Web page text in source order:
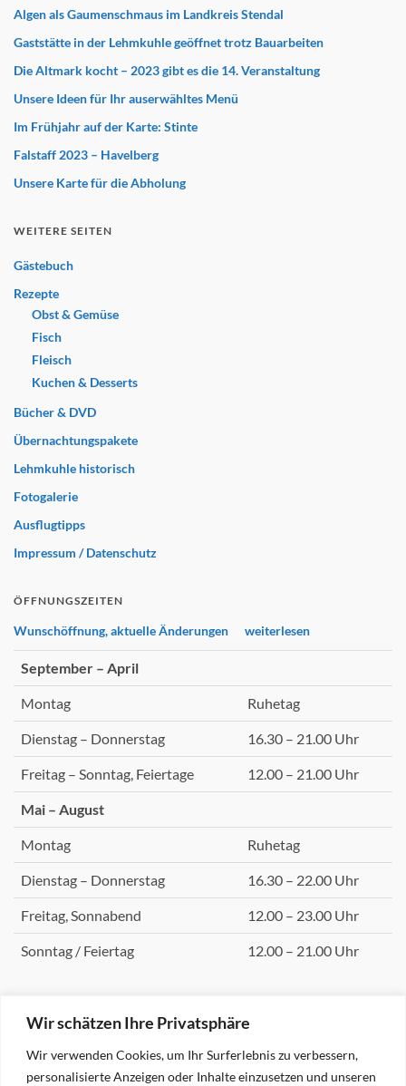
Wir schätzen Ihre Privatsphäre
Wir verwenden Cookies, um Ihr Surferlebnis zu verbessern,
personalisierte Anzeigen oder Inhalte einzusetzen und unseren
Algen als Gaumenschmaus im Landkreis Stendal
Gaststätte in der Lehmkuhle geöffnet trotz Bauarbeiten
Die Altmark kocht – 2023 gibt es die 14. Veranstaltung
Unsere Ideen für Ihr auserwähltes Menü
Im Frühjahr auf der Karte: Stinte
Falstaff 2023 – Havelberg
Unsere Karte für die Abholung
WEITERE SEITEN
Gästebuch
Rezepte
Obst & Gemüse
Fisch
Fleisch
Kuchen & Desserts
Bücher & DVD
Übernachtungspakete
Lehmkuhle historisch
Fotogalerie
Ausflugtipps
Impressum / Datenschutz
ÖFFNUNGSZEITEN
Wunschöffnung, aktuelle Änderungen weiterlesen
September – April
Montag Ruhetag
Dienstag – Donnerstag 16.30 – 21.00 Uhr
Freitag – Sonntag, Feiertage 12.00 – 21.00 Uhr
Mai – August
Montag Ruhetag
Dienstag – Donnerstag 16.30 – 22.00 Uhr
Freitag, Sonnabend 12.00 – 23.00 Uhr
Sonntag / Feiertag 12.00 – 21.00 Uhr
Restaurant